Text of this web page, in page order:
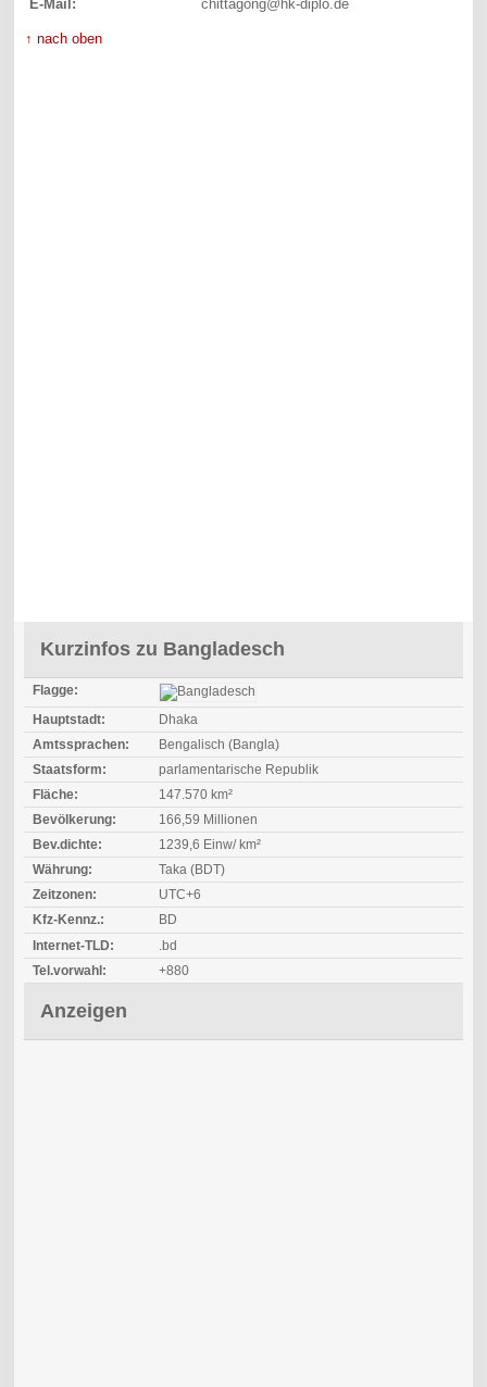
E-Mail:
chittagong@hk-diplo.de
↑ nach oben
Kurzinfos zu Bangladesch
Flagge:
Hauptstadt:
Dhaka
Amtssprachen:
Bengalisch (Bangla)
Staatsform:
parlamentarische Republik
Fläche:
147.570 km²
Bevölkerung:
166,59 Millionen
Bev.dichte:
1239,6 Einw/ km²
Währung:
Taka (BDT)
Zeitzonen:
UTC+6
Kfz-Kennz.:
BD
Internet-TLD:
.bd
Tel.vorwahl:
+880
Anzeigen